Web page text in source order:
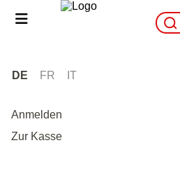
DE FR IT
Anmelden
Zur Kasse